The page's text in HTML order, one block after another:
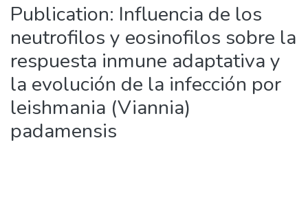
Publication: Influencia de los
neutrofilos y eosinofilos sobre la
respuesta inmune adaptativa y
la evolución de la infección por
leishmania (Viannia)
padamensis